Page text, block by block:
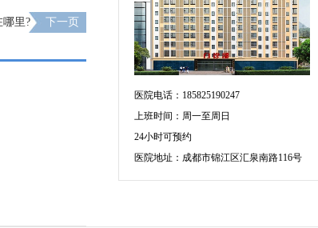
里? 下一页
医院电话：185825190247
上班时间：周一至周日
24小时可预约
医院地址：成都市锦江区汇泉南路116号